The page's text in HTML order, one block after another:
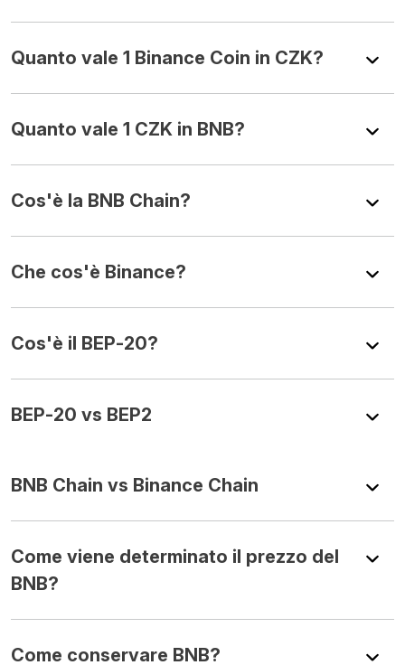
Quanto vale 1 Binance Coin in CZK?
Quanto vale 1 CZK in BNB?
Cos'è la BNB Chain?
Che cos'è Binance?
Cos'è il BEP-20?
BEP-20 vs BEP2
BNB Chain vs Binance Chain
Come viene determinato il prezzo del
BNB?
Come conservare BNB?